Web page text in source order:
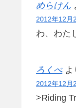
めらけん
2012年12月
わ、わた
ろくべ よ
2012年12月
>Riding